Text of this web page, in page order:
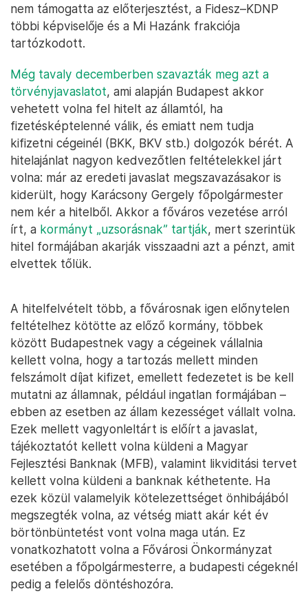
nem támogatta az előterjesztést, a Fidesz–KDNP
többi képviselője és a Mi Hazánk frakciója
tartózkodott.
Még tavaly decemberben szavazták meg azt a
törvényjavaslatot, ami alapján Budapest akkor
vehetett volna fel hitelt az államtól, ha
fizetésképtelenné válik, és emiatt nem tudja
kifizetni cégeinél (BKK, BKV stb.) dolgozók bérét. A
hitelajánlat nagyon kedvezőtlen feltételekkel járt
volna: már az eredeti javaslat megszavazásakor is
kiderült, hogy Karácsony Gergely főpolgármester
nem kér a hitelből. Akkor a főváros vezetése arról
írt, a kormányt „uzsorásnak” tartják, mert szerintük
hitel formájában akarják visszaadni azt a pénzt, amit
elvettek tőlük.
A hitelfelvételt több, a fővárosnak igen előnytelen
feltételhez kötötte az előző kormány, többek
között Budapestnek vagy a cégeinek vállalnia
kellett volna, hogy a tartozás mellett minden
felszámolt díjat kifizet, emellett fedezetet is be kell
mutatni az államnak, például ingatlan formájában –
ebben az esetben az állam kezességet vállalt volna.
Ezek mellett vagyonleltárt is előírt a javaslat,
tájékoztatót kellett volna küldeni a Magyar
Fejlesztési Banknak (MFB), valamint likviditási tervet
kellett volna küldeni a banknak kéthetente. Ha
ezek közül valamelyik kötelezettséget önhibájából
megszegték volna, az vétség miatt akár két év
börtönbüntetést vont volna maga után. Ez
vonatkozhatott volna a Fővárosi Önkormányzat
esetében a főpolgármesterre, a budapesti cégeknél
pedig a felelős döntéshozóra.